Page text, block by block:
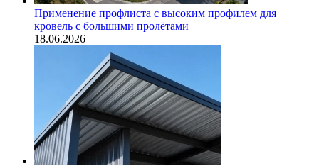
Применение профлиста с высоким профилем для
кровель с большими пролётами
18.06.2026